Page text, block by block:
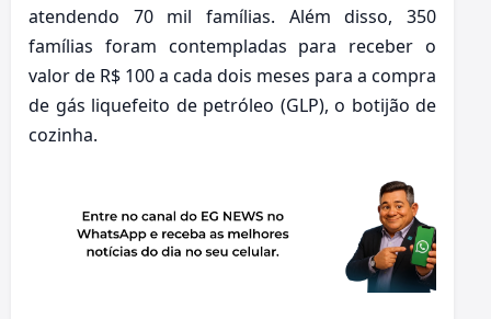
atendendo 70 mil famílias. Além disso, 350
famílias foram contempladas para receber o
valor de R$ 100 a cada dois meses para a compra
de gás liquefeito de petróleo (GLP), o botijão de
cozinha.